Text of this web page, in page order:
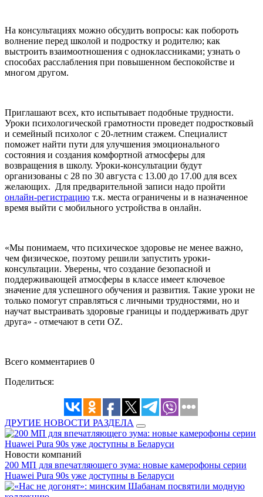
На консультациях можно обсудить вопросы: как побороть
волнение перед школой и подростку и родителю; как
выстроить взаимоотношения с одноклассниками; узнать о
способах расслабления при повышенном беспокойстве и
многом другом.
Приглашают всех, кто испытывает подобные трудности.
Уроки психологической грамотности проведет подростковый
и семейный психолог с 20-летним стажем. Специалист
поможет найти пути для улучшения эмоционального
состояния и создания комфортной атмосферы для
возвращения в школу. Уроки-консультации будут
организованы с 28 по 30 августа с 13.00 до 17.00 для всех
желающих. Для предварительной записи надо пройти
онлайн-регистрацию т.к. места ограничены и в назначенное
время выйти с мобильного устройства в онлайн.
«Мы понимаем, что психическое здоровье не менее важно,
чем физическое, поэтому решили запустить уроки-
консультации. Уверены, что создание безопасной и
поддерживающей атмосферы в классе имеет ключевое
значение для успешного обучения и развития. Такие уроки не
только помогут справляться с личными трудностями, но и
научат выстраивать здоровые границы и поддерживать друг
друга» - отмечают в сети OZ.
Всего комментариев 0
Поделиться:
ДРУГИЕ НОВОСТИ РАЗДЕЛА
Новости компаний
200 МП для впечатляющего зума: новые камерофоны серии
Huawei Pura 90s уже доступны в Беларуси